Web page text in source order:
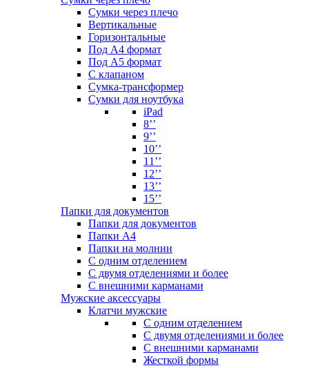
Сумки через плечо
Вертикальные
Горизонтальные
Под А4 формат
Под А5 формат
С клапаном
Сумка-трансформер
Сумки для ноутбука
iPad
8’’
9’’
10’’
11’’
12’’
13’’
15’’
Папки для документов
Папки для документов
Папки А4
Папки на молнии
С одним отделением
С двумя отделениями и более
С внешними карманами
Мужские аксессуары
Клатчи мужские
С одним отделением
С двумя отделениями и более
С внешними карманами
Жесткой формы